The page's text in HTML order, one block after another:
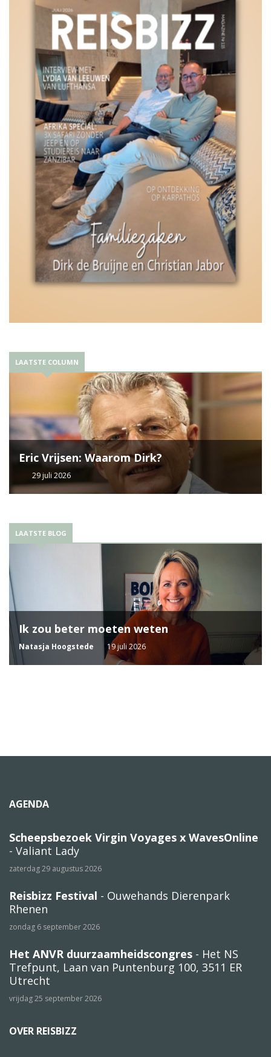
LAATSTE COLUMN
Eric Vrijsen: Waarom Dirk?
29 juli 2026
LAATSTE BLOG
Ik zou beter moeten weten
Natasja Hoogstede 19 juli 2026
AGENDA
Scheepsbezoek Virgin Voyages x WavesOnline
- Valiant Lady
zaterdag 29 augustus 2026
Reisbizz Festival - Ouwehands Dierenpark
Rhenen
zondag 6 september 2026
Het ANVR duurzaamheidscongres - Het NS
Trefpunt, Laan van Puntenburg 100, 3511 ER
Utrecht
vrijdag 25 september 2026
OVER REISBIZZ